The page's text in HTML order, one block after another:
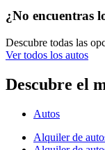
¿No encuentras
Descubre todas las
Ver todos los autos
Descubre el
Autos
Alquiler de